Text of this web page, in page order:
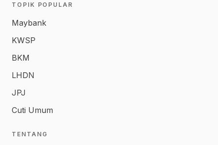
TOPIK POPULAR
Maybank
KWSP
BKM
LHDN
JPJ
Cuti Umum
TENTANG